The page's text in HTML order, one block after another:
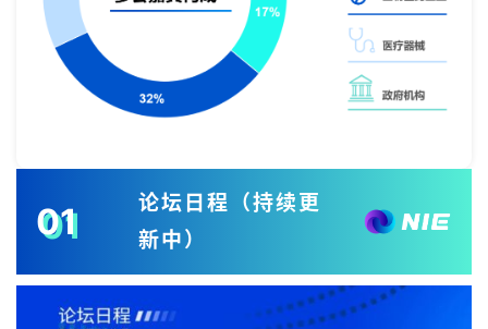
01 论坛日程 （持续更
新中）